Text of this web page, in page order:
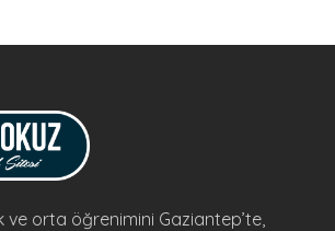
ve orta öğrenimini Gaziantep’te,